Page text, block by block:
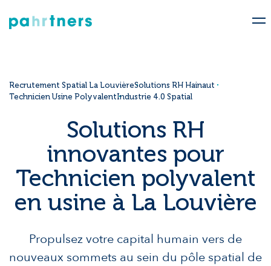
Recrutement Spatial La LouvièreSolutions RH Hainaut
Technicien Usine PolyvalentIndustrie 4.0 Spatial
Solutions RH
innovantes pour
Technicien polyvalent
en usine à La Louvière
Propulsez votre capital humain vers de
nouveaux sommets au sein du pôle spatial de